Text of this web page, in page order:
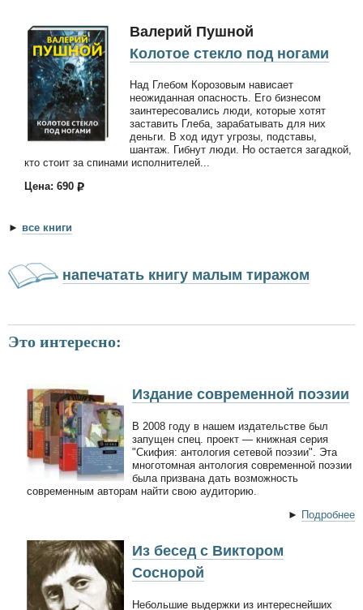
Валерий Пушной
Колотое стекло под ногами
Над Глебом Корозовым нависает
неожиданная опасность. Его бизнесом
заинтересовались люди, которые хотят
заставить Глеба, зарабатывать для них
деньги. В ход идут угрозы, подставы,
шантаж. Гибнут люди. Но остается загадкой,
кто стоит за спинами исполнителей...
Цена: 690
► все книги
напечатать книгу малым тиражом
Это интересно:
Издание современной поэзии
В 2008 году в нашем издательстве был
запущен спец. проект — книжная серия
"Скифия: антология сетевой поэзии". Эта
многотомная антология современной поэзии
была призвана дать возможность
современным авторам найти свою аудиторию.
► Подробнее
Из бесед с Виктором
Соснорой
Небольшие выдержки из интереснейших